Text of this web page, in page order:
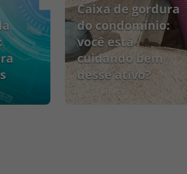
Caixa de gordura
do condomínio:
você está
cuidando bem
desse ativo?